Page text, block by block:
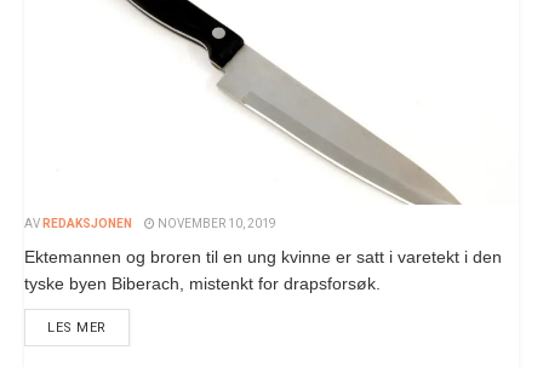
AV REDAKSJONEN NOVEMBER 10, 2019
Ektemannen og broren til en ung kvinne er satt i varetekt i den
tyske byen Biberach, mistenkt for drapsforsøk.
LES MER